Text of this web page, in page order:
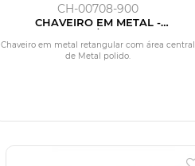
CH-00708-900
CHAVEIRO EM METAL -
CINZA/PRETO
Chaveiro em metal retangular com área central
de Metal polido.